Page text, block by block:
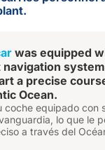
was equipped
a precise
Ocean.
coche equipado con
lo que le
a través del